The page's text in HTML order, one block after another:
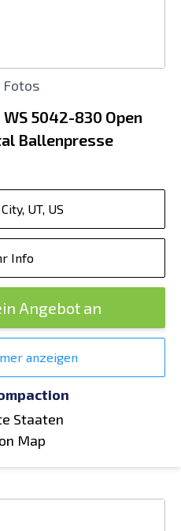
Fotos
5042-830 Open
Ballenpresse
UT, US
Info
Angebot an
anzeigen
Staaten
Map